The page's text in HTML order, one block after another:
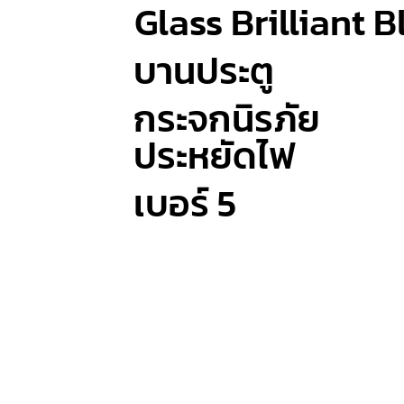
ประหยัดไฟ
เบอร์ 5
Glass Brilliant
บานประตู
กระจกนิรภัย